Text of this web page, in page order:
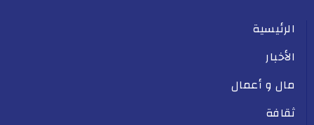
الرئيسية
الأخبار
مال و أعمال
ثقافة